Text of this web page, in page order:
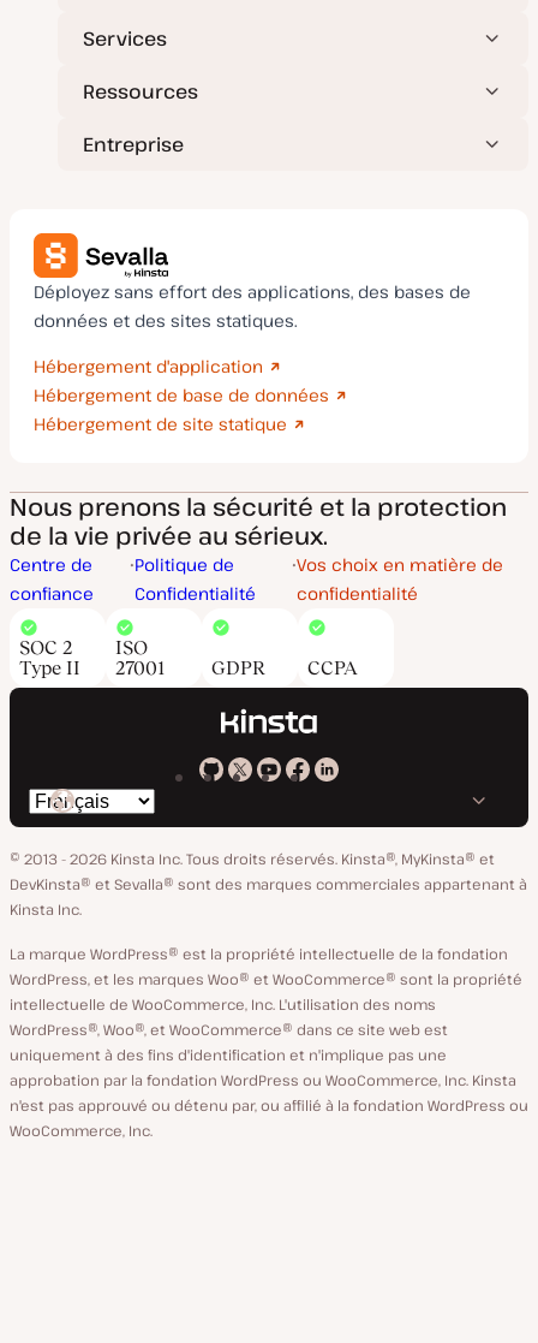
Services
Ressources
Entreprise
Déployez sans effort des applications, des bases de
données et des sites statiques.
Hébergement d'application
Hébergement de base de données
Hébergement de site statique
Nous prenons la sécurité et la protection
de la vie privée au sérieux.
Centre de
confiance
Politique de
Confidentialité
Vos choix en matière de
confidentialité
SOC 2
Type II
ISO
27001
GDPR CCPA
Kinsta
GitHub
Kinsta
X
Kinsta
YouTube
Kinsta
Facebook
Kinsta
LinkedIn
Changer
de
langue
© 2013 - 2026 Kinsta Inc. Tous droits réservés. Kinsta®, MyKinsta® et
DevKinsta® et Sevalla® sont des marques commerciales appartenant à
Kinsta Inc.
La marque WordPress® est la propriété intellectuelle de la fondation
WordPress, et les marques Woo® et WooCommerce® sont la propriété
intellectuelle de WooCommerce, Inc. L'utilisation des noms
WordPress®, Woo®, et WooCommerce® dans ce site web est
uniquement à des fins d'identification et n'implique pas une
approbation par la fondation WordPress ou WooCommerce, Inc. Kinsta
n'est pas approuvé ou détenu par, ou affilié à la fondation WordPress ou
WooCommerce, Inc.